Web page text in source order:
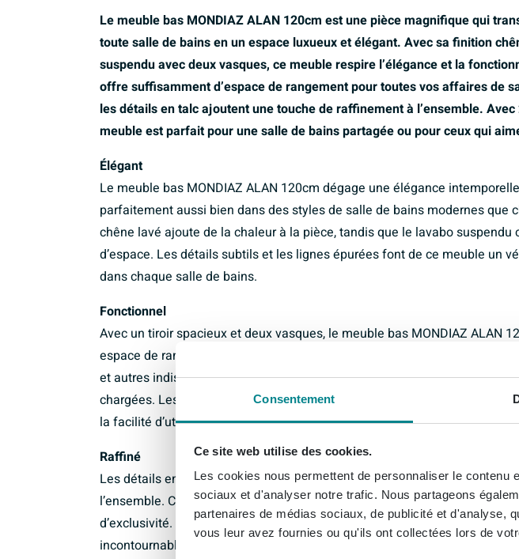
Consentement
Ce site web utilise des cookies.
Les cookies nous permettent de personnaliser le
sociaux et d'analyser notre trafic. Nous partageons
partenaires de médias sociaux, de publicité et d'analyse,
vous leur avez fournies ou qu'ils ont collectées lors de
Le meuble bas MONDIAZ ALAN 120cm est une pièce magnifique qui
toute salle de bains en un espace luxueux et élégant. Avec sa finition
suspendu avec deux vasques, ce meuble respire l’élégance et la
offre suffisamment d’espace de rangement pour toutes vos affaires de
les détails en talc ajoutent une touche de raffinement à l’ensemble.
meuble est parfait pour une salle de bains partagée ou pour ceux qui
Élégant
Le meuble bas MONDIAZ ALAN 120cm dégage une élégance
parfaitement aussi bien dans des styles de salle de bains modernes que
chêne lavé ajoute de la chaleur à la pièce, tandis que le lavabo suspendu
d’espace. Les détails subtils et les lignes épurées font de ce meuble un
dans chaque salle de bains.
Fonctionnel
Avec un tiroir spacieux et deux vasques, le meuble bas MONDIAZ ALAN
espace de rangement et fonctionnalité. Le tiroir est parfait pour ranger
et autres indispensables, tandis que les deux vasques offrent facilité et
chargées. Les deux trous de robinet permettent de partager le meuble
la facilité d’utilisation.
Raffiné
Les détails en talc sur le meuble bas MONDIAZ ALAN 120cm ajoutent
l’ensemble. Ces accents subtils confèrent au meuble un aspect luxueux
d’exclusivité. La combinaison de fonctionnalité et de raffinement fait de
incontournable pour quiconque recherche un meuble de salle de bains à